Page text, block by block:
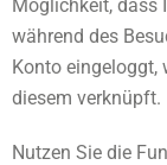
Möglichkeit, dass
während des
Konto eingeloggt,
diesem verknüpft.
Nutzen Sie die